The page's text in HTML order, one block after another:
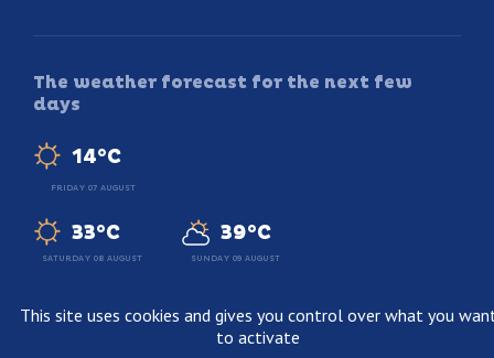
The weather forecast for the next few
days
14°C
FRIDAY 07 AUGUST
33°C
SATURDAY 08 AUGUST
39°C
SUNDAY 09 AUGUST
This site uses cookies and gives you control over what you
to activate